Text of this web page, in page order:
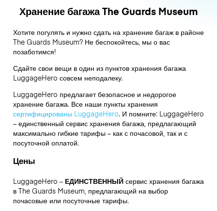
Хранение багажа The Guards Museum
Хотите погулять и нужно сдать на хранение багаж в районе
The Guards Museum? Не беспокойтесь, мы о вас
позаботимся!
Сдайте свои вещи в один из пунктов хранения багажа
LuggageHero совсем неподалеку.
LuggageHero предлагает безопасное и недорогое
хранение багажа. Все наши пункты хранения
сертифицированы LuggageHero. И помните: LuggageHero
– единственный сервис хранения багажа, предлагающий
максимально гибкие тарифы – как с почасовой, так и с
посуточной оплатой.
Цены
LuggageHero – ЕДИНСТВЕННЫЙсервис хранения багажа
в The Guards Museum, предлагающий на выбор
почасовые или посуточные тарифы.